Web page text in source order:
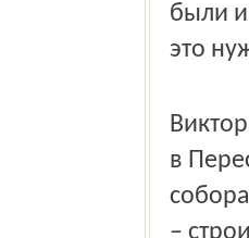
были
это
в
–